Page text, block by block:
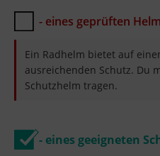
- eines geprüften
Ein Radhelm bietet auf
ausreichenden Schutz. Du
Schutzhelm tragen.
- eines geeigneten